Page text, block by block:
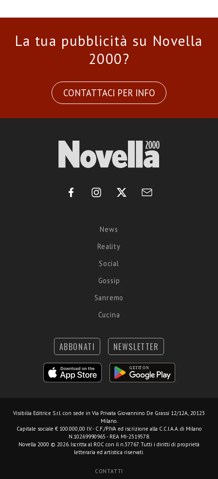
La tua pubblicità su Novella
2000?
CONTATTACI PER INFO
News
Reality
Social
Gossip
Sanremo
Cucina
ABBONATI NEWSLETTER
Visibilia Editrice S.r.l. con sede in Via Privata Giovannino De Grassi 12/12A, 20123
Milano.
Capitale sociale € 100.000,00 I.V. - C.F./P.IVA ed iscrizione alla C.C.I.A.A. di Milano
N.10269990965 - REA MI-2519578.
Novella 2000 © 2026. Iscritta al ROC con il n.37767. Tutti i diritti di proprietà
letteraria ed artistica riservati.
CONTATTI